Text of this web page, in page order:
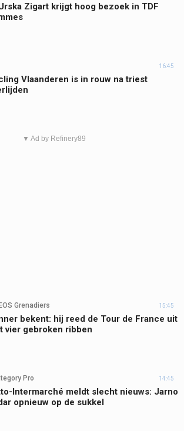
Zigart krijgt hoog bezoek in TDF
16:45
Vlaanderen is in rouw na triest
▼ Ad by Refinery89
Grenadiers 15:45
bekent: hij reed de Tour de France uit
vier gebroken ribben
Pro 14:45
Intermarché meldt slecht nieuws: Jarno
opnieuw op de sukkel